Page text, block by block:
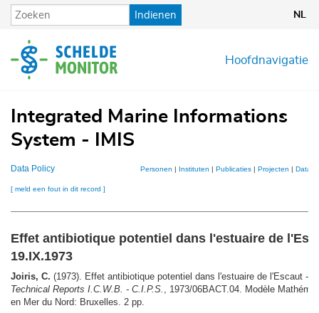
Overslaan
en
de
inhoud
Indienen NL
Hoofdnavigatie
Integrated Marine Informations
System - IMIS
Data Policy Personen | Instituten | Publicaties| Projecten |
[ meld een fout in dit record ]
Effet antibiotique potentiel dans l'estuaire de
19.IX.1973
Joiris, C. (1973). Effet antibiotique potentiel dans l'estuaire de l'Escaut -
Technical Reports I.C.W.B. - C.I.P.S.
, 1973/06BACT.04. Modèle
en Mer du Nord: Bruxelles. 2 pp.